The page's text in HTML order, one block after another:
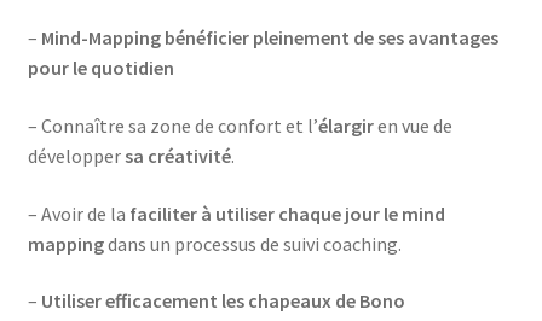
– Mind-Mapping bénéficier pleinement de ses avantages
pour le quotidien
– Connaître sa zone de confort et l’élargiren vue de
développersa créativité.
– Avoir de la faciliter à utiliser chaque jour le mind
mappingdans un processus de suivi coaching.
– Utiliser efficacement les chapeaux de Bono